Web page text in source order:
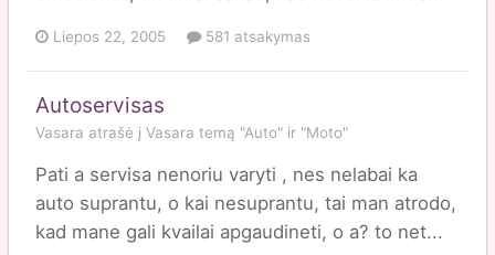
Liepos 22, 2005 581 atsakymas
Autoservisas
Vasara atrašė į Vasara temą "Auto" ir "Moto"
Pati a servisa nenoriu varyti , nes nelabai ka
auto suprantu, o kai nesuprantu, tai man atrodo,
kad mane gali kvailai apgaudineti, o a? to net...